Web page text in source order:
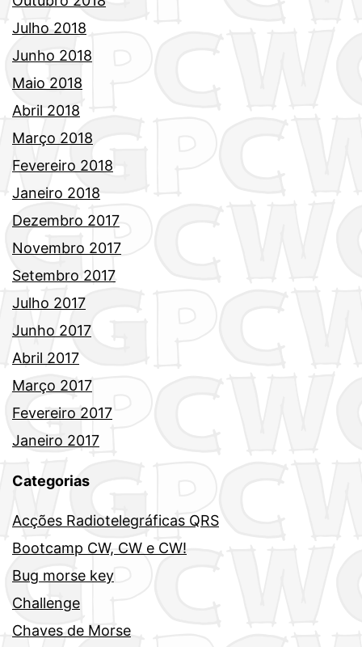
Julho 2018
Junho 2018
Maio 2018
Abril 2018
Março 2018
Fevereiro 2018
Janeiro 2018
Dezembro 2017
Novembro 2017
Setembro 2017
Julho 2017
Junho 2017
Abril 2017
Março 2017
Fevereiro 2017
Janeiro 2017
Categorias
Acções Radiotelegráficas QRS
Bootcamp CW, CW e CW!
Bug morse key
Challenge
Chaves de Morse